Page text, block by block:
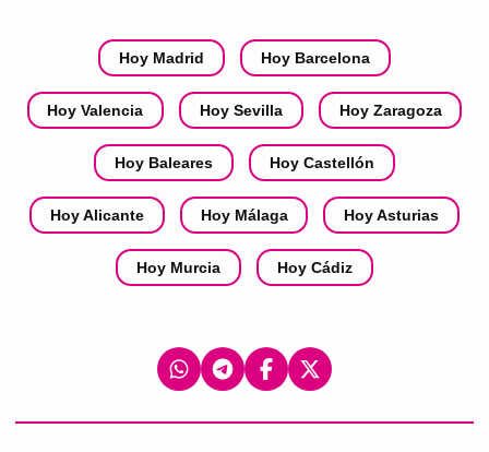
Hoy Madrid Hoy Barcelona
Hoy Valencia Hoy Sevilla Hoy Zaragoza
Hoy Baleares Hoy Castellón
Hoy Alicante Hoy Málaga Hoy Asturias
Hoy Murcia Hoy Cádiz